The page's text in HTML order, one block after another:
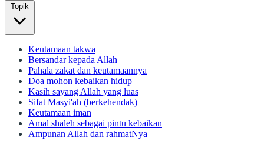
Topik
Keutamaan takwa
Bersandar kepada Allah
Pahala zakat dan keutamaannya
Doa mohon kebaikan hidup
Kasih sayang Allah yang luas
Sifat Masyi'ah (berkehendak)
Keutamaan iman
Amal shaleh sebagai pintu kebaikan
Ampunan Allah dan rahmatNya